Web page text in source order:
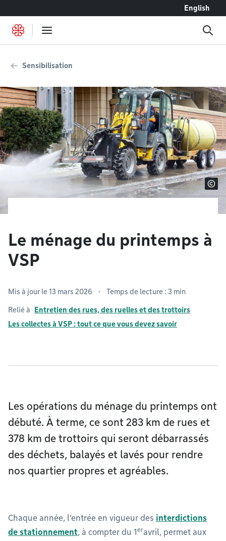
English
Sensibilisation
Le ménage du printemps à
VSP
Mis à jour le 13 mars 2026 Temps de lecture : 3 min
Relié à
Entretien des rues, des ruelles et des trottoirs
Les collectes à VSP : tout ce que vous devez savoir
Les opérations du ménage du printemps ont
débuté. À terme, ce sont 283 km de rues et
378 km de trottoirs qui seront débarrassés
des déchets, balayés et lavés pour rendre
nos quartier propres et agréables.
Chaque année, l’entrée en vigueur des interdictions
de stationnement, à compter du 1eravril, permet aux